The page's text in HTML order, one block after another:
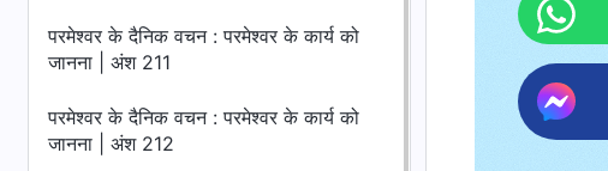
परमेश्वर के दैनिक वचन : परमेश्वर के कार्य को
जानना | अंश 211
परमेश्वर के दैनिक वचन : परमेश्वर के कार्य को
जानना | अंश 212